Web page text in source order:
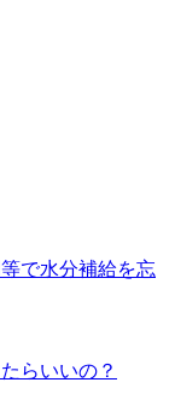
で水分補給を忘
らいいの？